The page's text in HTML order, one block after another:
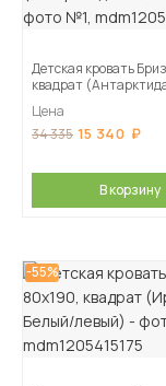
Детская кровать
квадрат
Цена
34 335 15 340
В корзину
-55%